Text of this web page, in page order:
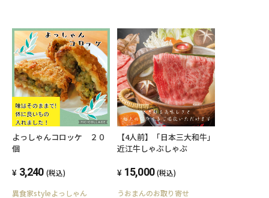
よっしゃんコロッケ ２０
個
3,240 (税込)
異食家styleよっしゃん
【4人前】「日本三大和牛」
近江牛しゃぶしゃぶ
15,000 (税込)
うおまんのお取り寄せ